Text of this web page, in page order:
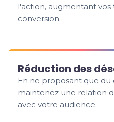
l'action, augmentant
conversion.
Réduction des
En ne proposant que
maintenez une relation
avec votre audience.